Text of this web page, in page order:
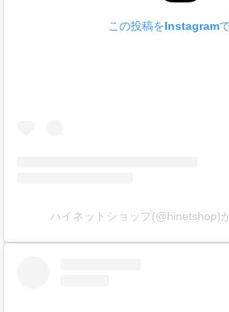
この投稿をInstagram
ハイネットショップ(@hinetshop)